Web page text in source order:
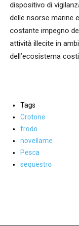
dispositivo di
delle risorse marine
costante impegno
attività illecite in
dell’ecosistema
Tags
Crotone
frodo
novellame
Pesca
sequestro